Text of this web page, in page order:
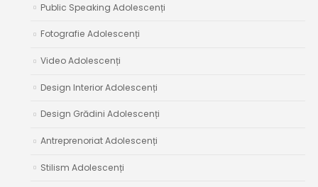
Public Speaking Adolescenți
Fotografie Adolescenți
Video Adolescenți
Design Interior Adolescenți
Design Grădini Adolescenți
Antreprenoriat Adolescenți
Stilism Adolescenți